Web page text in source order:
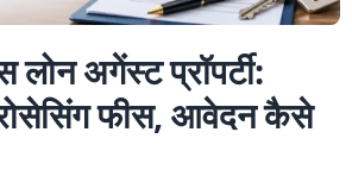
अगेंस्ट प्रॉपर्टी:
फीस, आवेदन कैसे